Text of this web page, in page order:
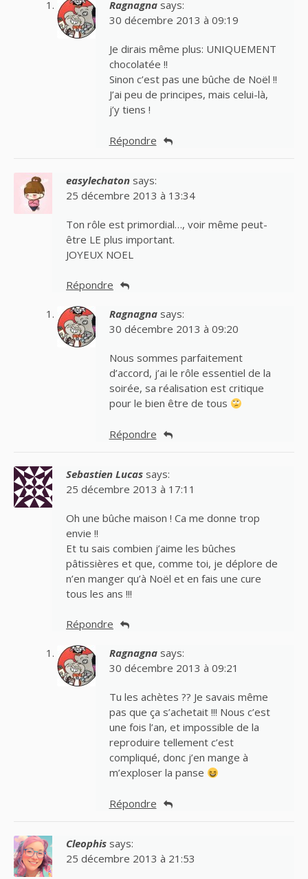
Ragnagna says:
30 décembre 2013 à 09:19
Je dirais même plus: UNIQUEMENT
chocolatée !!
Sinon c’est pas une bûche de Noël !!
J’ai peu de principes, mais celui-là,
j’y tiens !
Répondre
easylechaton says:
25 décembre 2013 à 13:34
Ton rôle est primordial…, voir même peut-
être LE plus important.
JOYEUX NOEL
Répondre
Ragnagna says:
30 décembre 2013 à 09:20
Nous sommes parfaitement
d’accord, j’ai le rôle essentiel de la
soirée, sa réalisation est critique
pour le bien être de tous
Répondre
Sebastien Lucas says:
25 décembre 2013 à 17:11
Oh une bûche maison ! Ca me donne trop
envie !!
Et tu sais combien j’aime les bûches
pâtissières et que, comme toi, je déplore de
n’en manger qu’à Noël et en fais une cure
tous les ans !!!
Répondre
Ragnagna says:
30 décembre 2013 à 09:21
Tu les achètes ?? Je savais même
pas que ça s’achetait !!! Nous c’est
une fois l’an, et impossible de la
reproduire tellement c’est
compliqué, donc j’en mange à
m’exploser la panse
Répondre
Cleophis says:
25 décembre 2013 à 21:53